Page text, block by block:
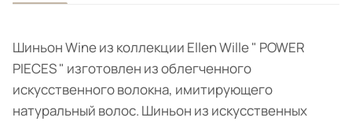
Шиньон Wine из коллекции Ellen Wille " POWER
PIECES " изготовлен из облегченного
искусственного волокна, имитирующего
натуральный волос. Шиньон из искусственных